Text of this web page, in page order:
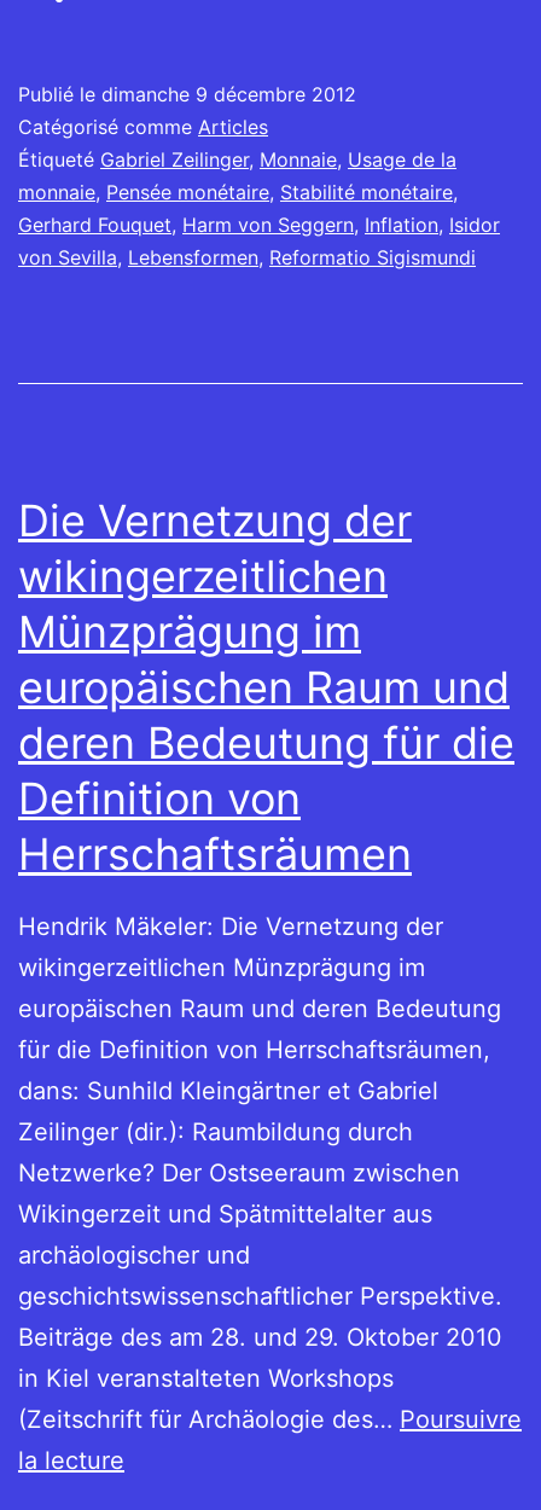
Publié le dimanche 9 décembre 2012
Catégorisé comme Articles
Étiqueté Gabriel Zeilinger, Monnaie, Usage de la
monnaie, Pensée monétaire, Stabilité monétaire,
Gerhard Fouquet, Harm von Seggern, Inflation, Isidor
von Sevilla, Lebensformen, Reformatio Sigismundi
Die Vernetzung der
wikingerzeitlichen
Münzprägung im
europäischen Raum und
deren Bedeutung für die
Definition von
Herrschaftsräumen
Hendrik Mäkeler: Die Vernetzung der
wikingerzeitlichen Münzprägung im
europäischen Raum und deren Bedeutung
für die Definition von Herrschaftsräumen,
dans: Sunhild Kleingärtner et Gabriel
Zeilinger (dir.): Raumbildung durch
Netzwerke? Der Ostseeraum zwischen
Wikingerzeit und Spätmittelalter aus
archäologischer und
geschichtswissenschaftlicher Perspektive.
Beiträge des am 28. und 29. Oktober 2010
in Kiel veranstalteten Workshops
(Zeitschrift für Archäologie des… Poursuivre
la lecture